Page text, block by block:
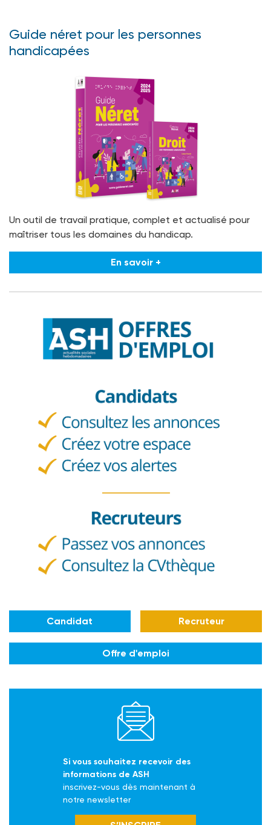
Guide néret pour les personnes
handicapées
Un outil de travail pratique, complet et actualisé pour
maîtriser tous les domaines du handicap.
En savoir +
Candidat Recruteur
Offre d'emploi
Si vous souhaitez recevoir des
informations de ASH
inscrivez-vous dès maintenant à
notre newsletter